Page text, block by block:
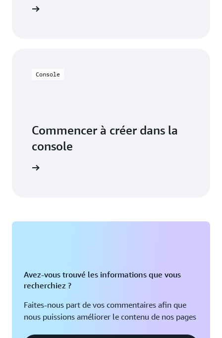
Console
Commencer à créer dans la
console
Avez-vous trouvé les informations que vous
recherchiez ?
Faites-nous part de vos commentaires afin que
nous puissions améliorer le contenu de nos pages